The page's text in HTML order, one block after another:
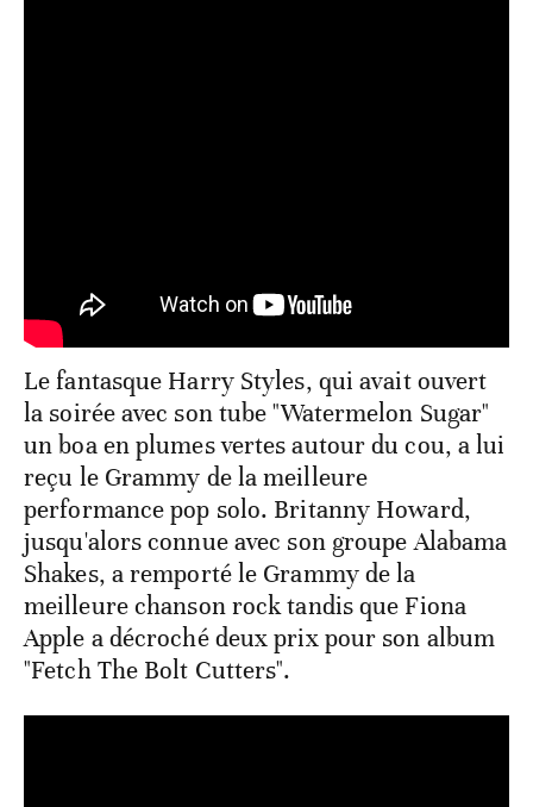
Le fantasque Harry Styles, qui avait ouvert
la soirée avec son tube "Watermelon Sugar"
un boa en plumes vertes autour du cou, a lui
reçu le Grammy de la meilleure
performance pop solo. Britanny Howard,
jusqu'alors connue avec son groupe Alabama
Shakes, a remporté le Grammy de la
meilleure chanson rock tandis que Fiona
Apple a décroché deux prix pour son album
"Fetch The Bolt Cutters".